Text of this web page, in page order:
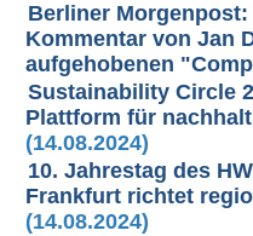
Berliner
Kommentar von Jan
aufgehobenen
Sustainability Circle
Plattform für
(14.08.2024)
10. Jahrestag des
Frankfurt richtet
(14.08.2024)